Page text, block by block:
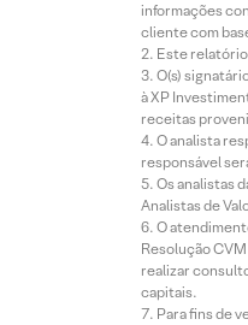
informações
cliente com
Este
O(s)
à XP
receitas
O analista
responsável
Os analistas
Analistas de
O
Resolução
realizar
capitais.
Para fins de